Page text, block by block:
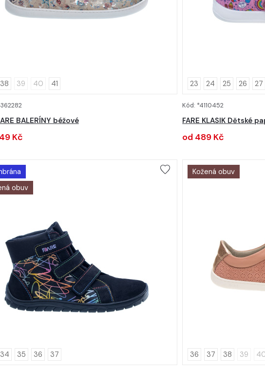
38 39 40 41
BALERÍNY béžové
Kč
23 24 25 26 27
Kód: *4110452
FARE KLASIK Dětské
od 489 Kč
obuv
34 35 36 37
Kožená obuv
36 37 38 39